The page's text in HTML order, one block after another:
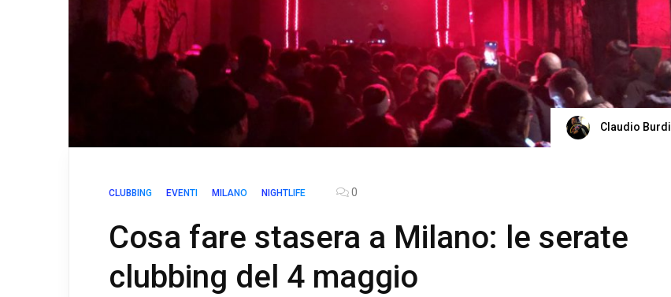
Claudio Burdi
CLUBBING EVENTI MILANO NIGHTLIFE 0
Cosa fare stasera a Milano: le serate
clubbing del 4 maggio